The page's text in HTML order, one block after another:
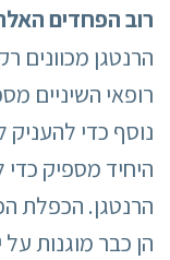
רוב הפחדים
הרנטגן מכוונים
רופאי השיניים
נוסף כדי
היחיד מספיק
הרנטגן. הכפלת
הן כבר מוגנות